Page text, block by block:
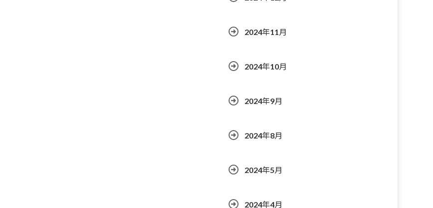
2024年11月
2024年10月
2024年9月
2024年8月
2024年5月
2024年4月